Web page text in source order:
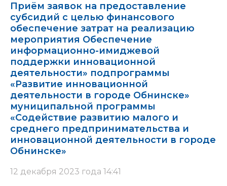
Приём заявок на предоставление
субсидий с целью финансового
обеспечение затрат на реализацию
мероприятия Обеспечение
информационно-имиджевой
поддержки инновационной
деятельности» подпрограммы
«Развитие инновационной
деятельности в городе Обнинске»
муниципальной программы
«Содействие развитию малого и
среднего предпринимательства и
инновационной деятельности в городе
Обнинске»
12 декабря 2023 года 14:41